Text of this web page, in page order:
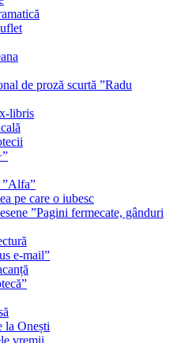
de proză scurtă ”Radu
libris
”Alfa”
pe care o iubesc
”Pagini fermecate, gânduri
e-mail”
la Onești